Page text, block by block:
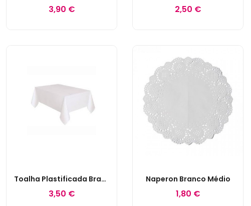
3,90 € 2,50 €
Toalha Plastificada Branca
3,50 €
Naperon Branco Médio
1,80 €